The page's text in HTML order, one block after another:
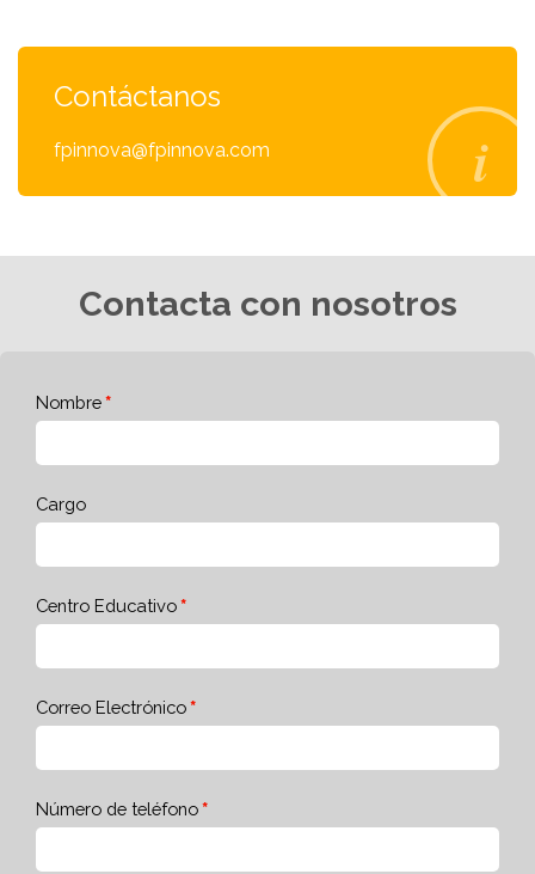
Contáctanos
fpinnova@fpinnova.com
Contacta con nosotros
Nombre
Cargo
Centro Educativo
Correo Electrónico
Número de teléfono